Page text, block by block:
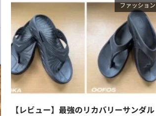
ファッション
【レビュー】最強のリカバリーサンダル